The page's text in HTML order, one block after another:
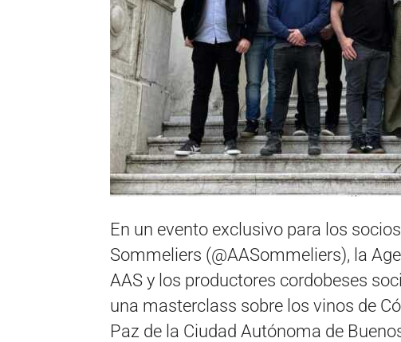
En un evento exclusivo para los
Sommeliers (@AASommeliers), la
AAS y los productores cordobeses
una masterclass sobre los vinos de
Paz de la Ciudad Autónoma de